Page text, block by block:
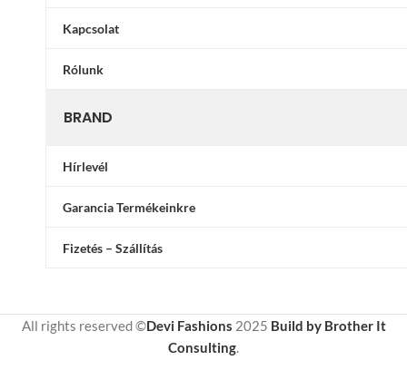
Kapcsolat
Rólunk
BRAND
Hírlevél
Garancia Termékeinkre
Fizetés – Szállítás
All rights reserved ©Devi Fashions 2025 Build by Brother It
Consulting.